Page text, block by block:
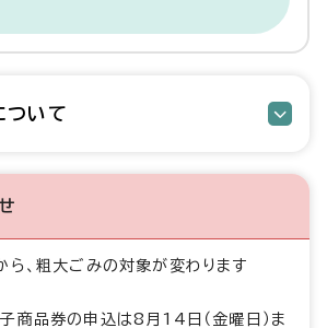
ついて
、粗大ごみの対象が変わります
商品券の申込は8月14日（金曜日）ま